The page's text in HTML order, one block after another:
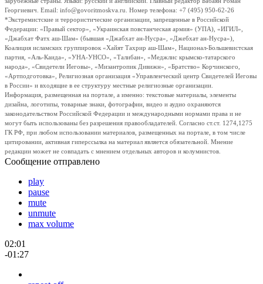
Георгиевич. Email: info@govoritmoskva.ru. Номер телефона: +7 (495) 950-62-26
*Экстремистские и террористические организации, запрещенные в Российской
Федерации: «Правый сектор», «Украинская повстанческая армия» (УПА), «ИГИЛ»,
«Джабхат Фатх аш-Шам» (бывшая «Джабхат ан-Нусра», «Джебхат ан-Нусра»),
Коалиция исламских группировок «Хайят Тахрир аш-Шам», Национал-Большевистская
партия, «Аль-Каида», «УНА-УНСО», «Талибан», «Меджлис крымско-татарского
народа», «Свидетели Иеговы», «Мизантропик Дивижн», «Братство» Корчинского,
«Артподготовка», Религиозная организация «Управленческий центр Свидетелей Иеговы
в России» и входящие в ее структуру местные религиозные организации.
Информация, размещенная на портале, а именно: текстовые материалы, элементы
дизайна, логотипы, товарные знаки, фотографии, видео и аудио охраняются
законодательством Российской Федерации и международными нормами права и не
могут быть использованы без разрешения правообладателей. Согласно ст.ст. 1274,1275
ГК РФ, при любом использовании материалов, размещенных на портале, в том числе
цитировании, активная гиперссылка на материал является обязательной. Мнение
редакции может не совпадать с мнением отдельных авторов и колумнистов.
Сообщение отправлено
play
pause
mute
unmute
max volume
02:01
-01:27